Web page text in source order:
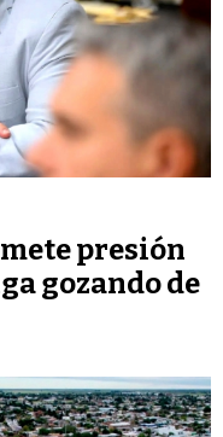
presión
gozando de